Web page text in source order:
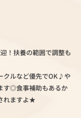
！扶養の範囲で調整も
クルなど優先でOK♪や
す◎食事補助もあるか
れますよ★